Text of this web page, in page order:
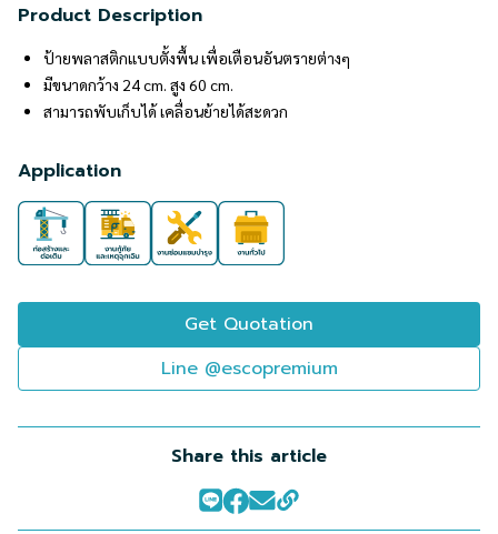
Product Description
ป้ายพลาสติกแบบตั้งพื้น เพื่อเตือนอันตรายต่างๆ
มีขนาดกว้าง 24 cm. สูง 60 cm.
สามารถพับเก็บได้ เคลื่อนย้ายได้สะดวก
Application
Get Quotation
Line @escopremium
Share this article